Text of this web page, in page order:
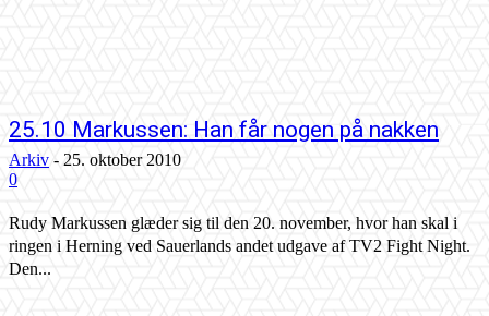
25.10 Markussen: Han får nogen på nakken
Arkiv - 25. oktober 2010
0
Rudy Markussen glæder sig til den 20. november, hvor han skal i
ringen i Herning ved Sauerlands andet udgave af TV2 Fight Night.
Den...